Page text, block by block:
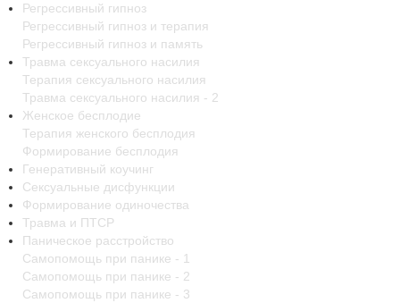
Регрессивный гипноз
Регрессивный гипноз и терапия
Регрессивный гипноз и память
Травма сексуального насилия
Терапия сексуального насилия
Травма сексуального насилия - 2
Женское бесплодие
Терапия женского бесплодия
Формирование бесплодия
Генеративный коучинг
Сексуальные дисфункции
Формирование одиночества
Травма и ПТСР
Паническое расстройство
Самопомощь при панике - 1
Самопомощь при панике - 2
Самопомощь при панике - 3